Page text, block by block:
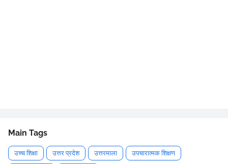
Main Tags
उच्च शिक्षा उत्तर प्रदेश उत्तरमाला उपचारात्मक शिक्षण